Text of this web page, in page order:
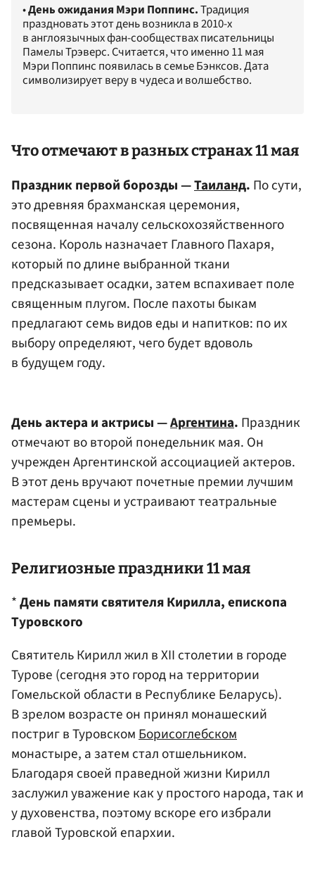
•День ожидания Мэри Поппинс.Традиция
праздновать этот день возникла в 2010-х
в англоязычных фан-сообществах писательницы
Памелы Трэверс. Считается, что именно 11 мая
Мэри Поппинс появилась в семье Бэнксов. Дата
символизирует веру в чудеса и волшебство.
Что отмечают в разных странах 11 мая
Праздник первой борозды —Таиланд. По сути,
это древняя брахманская церемония,
посвященная началу сельскохозяйственного
сезона. Король назначает Главного Пахаря,
который по длине выбранной ткани
предсказывает осадки, затем вспахивает поле
священным плугом. После пахоты быкам
предлагают семь видов еды и напитков: по их
выбору определяют, чего будет вдоволь
в будущем году.
День актера и актрисы —Аргентина. Праздник
отмечают во второй понедельник мая. Он
учрежден Аргентинской ассоциацией актеров.
В этот день вручают почетные премии лучшим
мастерам сцены и устраивают театральные
премьеры.
Религиозные праздники 11 мая
*День памяти святителя Кирилла, епископа
Туровского
Святитель Кирилл жил в XII столетии в городе
Турове (сегодня это город на территории
Гомельской области в Республике Беларусь).
В зрелом возрасте он принял монашеский
постриг в ТуровскомБорисоглебском
монастыре, а затем стал отшельником.
Благодаря своей праведной жизни Кирилл
заслужил уважение как у простого народа, так и
у духовенства, поэтому вскоре его избрали
главой Туровской епархии.